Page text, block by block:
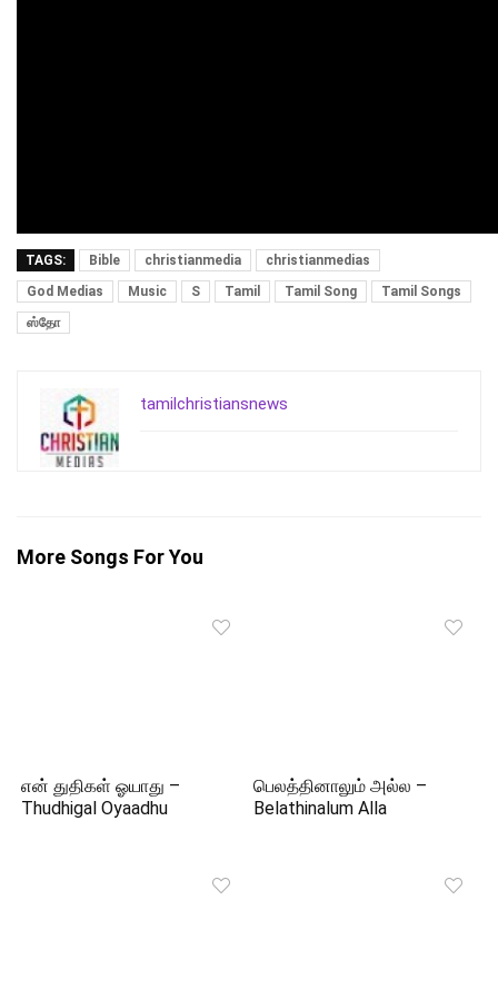
TAGS: Bible christianmedia
christianmedias
God Medias
Music S Tamil Tamil Song
Tamil Songs
ஸ்தோ
tamilchristiansnews
More Songs For You
என் துதிகள் ஓயாது –
Thudhigal Oyaadhu
பெலத்தினாலும் அல்ல –
Belathinalum Alla